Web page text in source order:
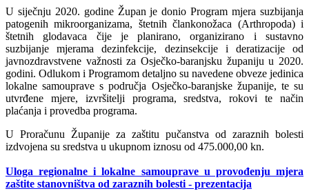
U siječnju 2020. godine Župan je donio Program mjera suzbijanja
patogenih mikroorganizama, štetnih člankonožaca (Arthropoda) i
štetnih glodavaca čije je planirano, organizirano i sustavno
suzbijanje mjerama dezinfekcije, dezinsekcije i deratizacije od
javnozdravstvene važnosti za Osječko-baranjsku županiju u 2020.
godini. Odlukom i Programom detaljno su navedene obveze jedinica
lokalne samouprave s područja Osječko-baranjske županije, te su
utvrđene mjere, izvršitelji programa, sredstva, rokovi te način
plaćanja i provedba programa.
U Proračunu Županije za zaštitu pučanstva od zaraznih bolesti
izdvojena su sredstva u ukupnom iznosu od 475.000,00 kn.
Uloga regionalne i lokalne samouprave u provođenju mjera
zaštite stanovništva od zaraznih bolesti - prezentacija